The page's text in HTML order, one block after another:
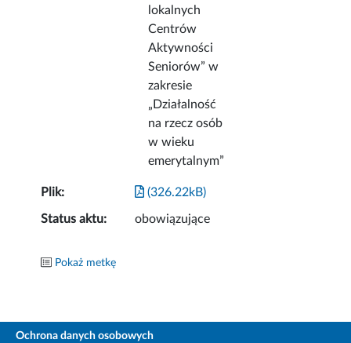
lokalnych
Centrów
Aktywności
Seniorów” w
zakresie
„Działalność
na rzecz osób
w wieku
emerytalnym”
Plik: (326.22kB)
Status aktu: obowiązujące
Pokaż metkę
Ochrona danych osobowych